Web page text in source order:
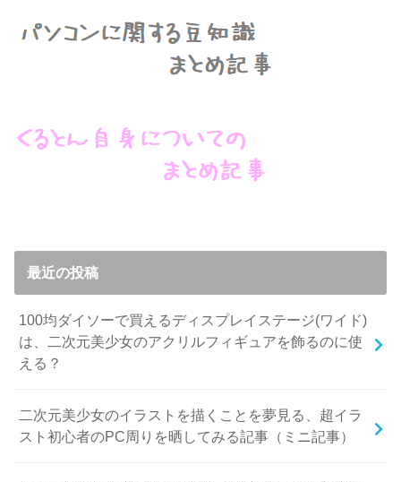
最近の投稿
100均ダイソーで買えるディスプレイステージ(ワイド)
は、二次元美少女のアクリルフィギュアを飾るのに使
える？
二次元美少女のイラストを描くことを夢見る、超イラ
スト初心者のPC周りを晒してみる記事（ミニ記事）